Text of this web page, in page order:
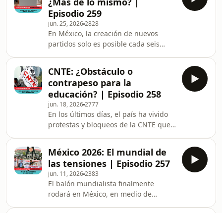
electoral 2027, pero en la realidad
política el reloj ya va a máxima
velocidad. Las reglas del juego
parecen haberse difuminado ante
una carrera por las candidaturas que
está totalmente adelantada. Uno de
los ejemplos es Morena, e
Episodio 259
jun. 25, 20262828
En México, la creación de nuevos
partidos solo es posible cada seis
18 meses. Para lograrlo, las
organizaciones deben realizar al
menos 200 asambleas y reunir más
de 256 mil afiliados. Este modelo
busca abrir la participación, pero
también genera dudas por los
beneficios económicos que implica.
En este episodio, Mariel Ibarra, e
CNTE: ¿Obstáculo o
contrapeso para la
educación? | Episodio 258
jun. 18, 20262777
En los últimos días, el país ha vivido
protestas y bloqueos de la CNTE que
como herramienta de negociación
política. Para que la educación deje
de depender de estos acuerdos, es
necesario romper con los pactos
opacos y evitar que los recursos
públicos se utilicen como moneda de
México 2026: El mundial de
las tensiones | Episodio 257
jun. 11, 20262383
El balón mundialista finalmente
rodará en México, en medio de